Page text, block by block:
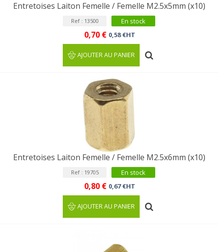
Entretoises Laiton Femelle / Femelle M2.5x5mm (x10)
Ref : 13500 En stock
0,70 € 0,58 €HT
AJOUTER AU PANIER
Entretoises Laiton Femelle / Femelle M2.5x6mm (x10)
Ref : 19705 En stock
0,80 € 0,67 €HT
AJOUTER AU PANIER